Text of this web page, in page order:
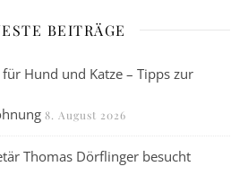
BEITRÄGE
Hund und Katze – Tipps zur
8. August 2026
Thomas Dörflinger besucht